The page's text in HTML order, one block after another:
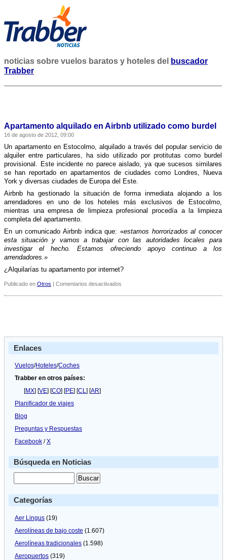
noticias sobre vuelos baratos y hoteles del
buscador
Trabber
Apartamento alquilado en Airbnb utilizado como burdel
16 de agosto de 2012, 09:00
Un apartamento en Estocolmo, alquilado a través del popular servicio de
alquiler entre particulares, ha sido utilizado por protitutas como burdel
provisional. Este incidente no parece aislado, ya que sucesos similares
se han reportado en apartamentos de ciudades como Londres, Nueva
York y diversas ciudades de Europa del Este.
Airbnb ha gestionado la situación de forma inmediata alojando a los
arrendadores en uno de los hoteles más exclusivos de Estocolmo,
mientras una empresa de limpieza profesional procedí­a a la limpieza
completa del apartamento.
En un comunicado Airbnb indica que: «estamos horrorizados al conocer
esta situación y vamos a trabajar con las autoridades locales para
investigar el hecho. Estamos ofreciendo apoyo continuo a los
arrendadores.»
¿Alquilarí­as tu apartamento por internet?
Publicado en Otros | Comentarios desactivados
Enlaces
Vuelos/Hoteles/Coches
Trabber en otros países:
[MX] [VE] [CO] [PE] [CL] [AR]
Planificador de viajes
Blog
Preguntas y Respuestas
Facebook /X
Búsqueda en Noticias
Categorías
Aer Lingus (19)
Aerolíneas de bajo coste (1.607)
Aerolíneas tradicionales (1.598)
Aeropuertos (319)